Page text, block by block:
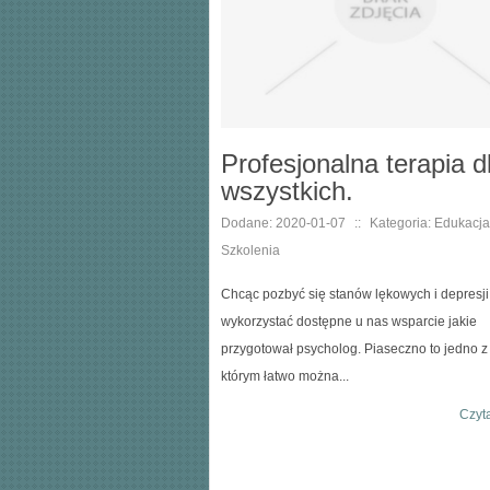
Profesjonalna terapia
wszystkich.
Dodane: 2020-01-07 ::
Kategoria:
Szkolenia
Chcąc pozbyć się stanów lękowych i
wykorzystać dostępne u nas wsparcie jakie
przygotował psycholog. Piaseczno to jedno
którym łatwo można...